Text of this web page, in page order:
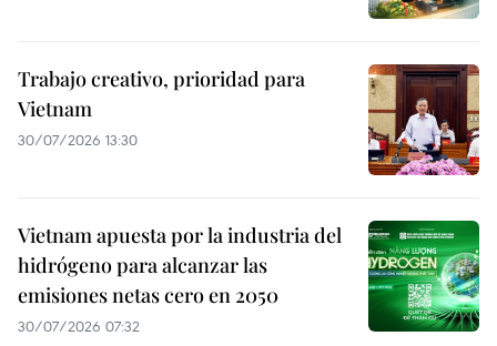
Trabajo creativo, prioridad para
Vietnam
30/07/2026 13:30
Vietnam apuesta por la industria del
hidrógeno para alcanzar las
emisiones netas cero en 2050
30/07/2026 07:32